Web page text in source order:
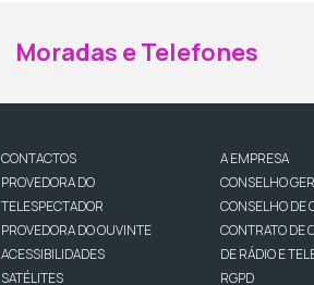
Moradas e Telefones
CONTACTOS
PROVEDORA DO
TELESPECTADOR
PROVEDORA DO OUVINTE
ACESSIBILIDADES
SATÉLITES
A EMPRESA
CONSELHO
CONSELHO DE
CONTRATO DE
DE RÁDIO E
RGPD